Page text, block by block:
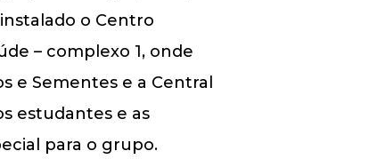
o Centro
– complexo 1, onde
e Sementes e a Central
estudantes e as
para o grupo.